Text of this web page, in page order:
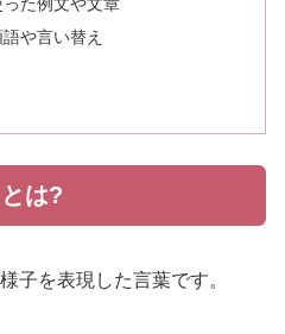
や言い替え
は?
子を表現した言葉です。